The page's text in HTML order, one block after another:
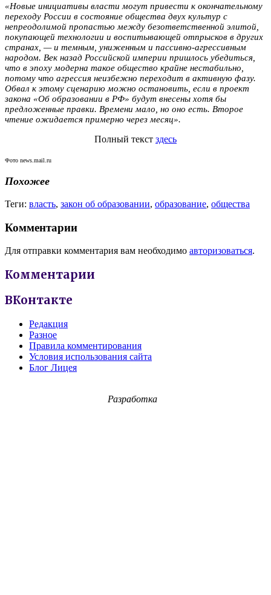
«Новые инициативы власти могут привести к окончательному
переходу России в состояние общества двух культур с
непреодолимой пропастью между безответственной элитой,
покупающей технологии и воспитывающей отпрысков в других
странах, — и темным, униженным и пассивно-агрессивным
народом. Век назад Российской империи пришлось убедиться,
что в эпоху модерна такое общество крайне нестабильно,
потому что агрессия неизбежно переходит в активную фазу.
Обвал к этому сценарию можно остановить, если в проект
закона «Об образовании в РФ» будут внесены хотя бы
предложенные правки. Времени мало, но оно есть. Второе
чтение ожидается примерно через месяц».
Полный текст здесь
Фото news.mail.ru
Похожее
Теги: власть, закон об образовании, образование, общества
Комментарии
Для отправки комментария вам необходимо авторизоваться.
Комментарии
ВКонтакте
Редакция
Разное
Правила комментирования
Условия использования сайта
Блог Лицея
Разработка